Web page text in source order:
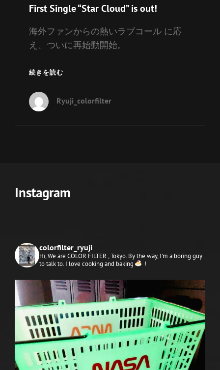
First Single “Star Cloud” is out!
海外ファンからの熱いラブコール に応
え、ついに再始動開始。
続きを読むFIRST
CLOUD”
Ryuji_colorfilter
Instagram
colorfilter_ryuji
Hi, We are COLOR FILTER , Tokyo. By the way, I'm a boring guy
to talk to. I love cooking and baking
!